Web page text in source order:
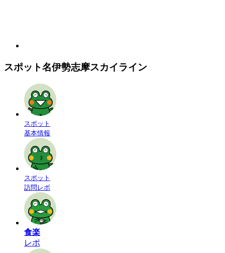
スポット名伊勢志摩スカイライン
スポット
基本情報
スポット
訪問レポ
食楽
レポ